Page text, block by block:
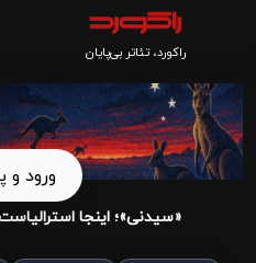
راکورد، تئاتر بی‌پایان
ورود
«سیدنی»؛ اینجا